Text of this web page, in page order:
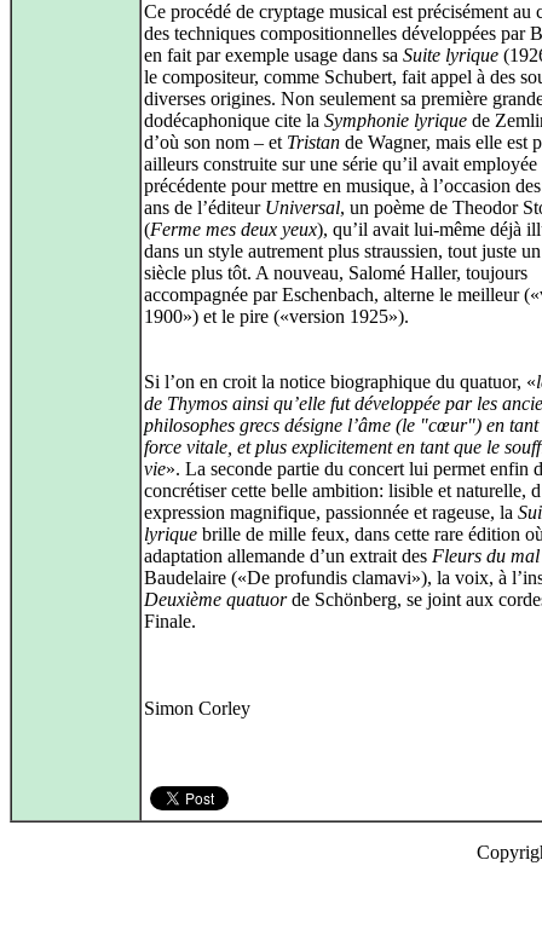
Ce procédé de cryptage musical est précisément au
des techniques compositionnelles développées par
en fait par exemple usage dans sa Suite lyrique
le compositeur, comme Schubert, fait appel à des
diverses origines. Non seulement sa première
dodécaphonique cite la Symphonie lyrique de
d’où son nom – et Tristan de Wagner, mais elle est
ailleurs construite sur une série qu’il avait employée
précédente pour mettre en musique, à l’occasion
ans de l’éditeur Universal, un poème de Theodor
(Ferme mes deux yeux), qu’il avait lui-même déjà
dans un style autrement plus straussien, tout juste
siècle plus tôt. A nouveau, Salomé Haller, toujours
accompagnée par Eschenbach, alterne le meilleur
1900») et le pire («version 1925»).
Si l’on en croit la notice biographique du quatuor, «
de Thymos ainsi qu’elle fut développée par les
philosophes grecs désigne l’âme (le "cœur") en tant
force vitale, et plus explicitement en tant que le
vie». La seconde partie du concert lui permet enfin
concrétiser cette belle ambition: lisible et naturelle,
expression magnifique, passionnée et rageuse, la
lyrique brille de mille feux, dans cette rare édition
adaptation allemande d’un extrait des Fleurs du mal
Baudelaire («De profundis clamavi»), la voix, à
Deuxième quatuorde Schönberg, se joint aux
Finale.
Simon Corley